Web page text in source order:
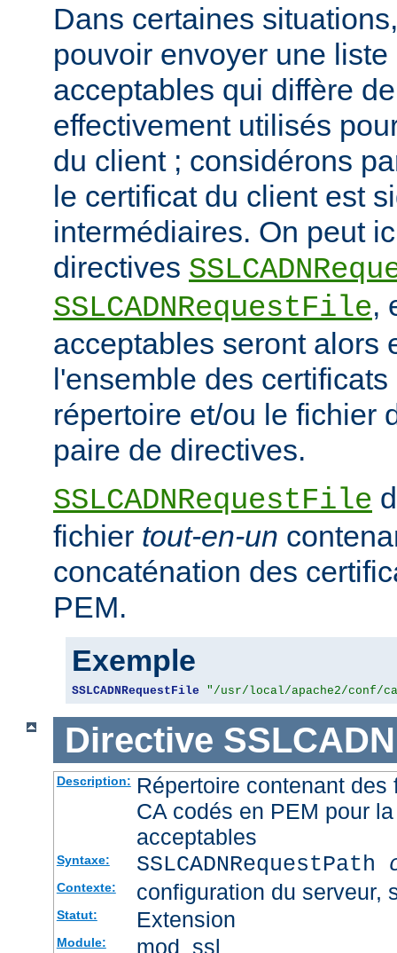
Dans certaines
pouvoir envoyer une
acceptables qui diffère
effectivement utilisés
du client ; considérons
le certificat du client est
intermédiaires. On peut
directives
SSLCADNRequestFile,
acceptables seront alors
l'ensemble des
répertoire et/ou le fichier
paire de directives.
SSLCADNRequestFile
fichier tout-en-un
concaténation des
PEM.
Exemple
SSLCADNRequestFile "/usr/local/apache2/conf/
Directive
Description: Répertoire contenant
CA codés en PEM pour
acceptables
Syntaxe: SSLCADNRequestPath
Contexte: configuration du serveur,
Statut: Extension
Module: mod_ssl